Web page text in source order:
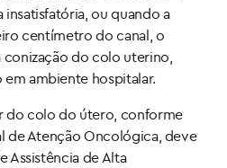
ou quando a
centímetro do canal, o
do colo uterino,
ambiente hospitalar.
do colo do útero, conforme
de Atenção Oncológica, deve
Assistência de Alta